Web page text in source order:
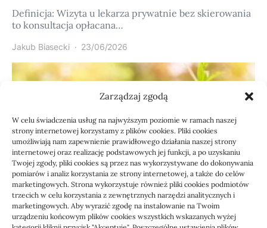
Zarządzaj zgodą
W celu świadczenia usług na najwyższym poziomie w ramach naszej
strony internetowej korzystamy z plików cookies. Pliki cookies
umożliwiają nam zapewnienie prawidłowego działania naszej strony
internetowej oraz realizację podstawowych jej funkcji, a po uzyskaniu
Twojej zgody, pliki cookies są przez nas wykorzystywane do dokonywania
pomiarów i analiz korzystania ze strony internetowej, a także do celów
marketingowych. Strona wykorzystuje również pliki cookies podmiotów
trzecich w celu korzystania z zewnętrznych narzędzi analitycznych i
marketingowych. Aby wyrazić zgodę na instalowanie na Twoim
urządzeniu końcowym plików cookies wszystkich wskazanych wyżej
Definicja: Wizyta u lekarza prywatnie bez skierowania
to konsultacja opłacana…
Jakub Biasecki 23/06/2026
Usługi
Jak sprawdzić przejęcie